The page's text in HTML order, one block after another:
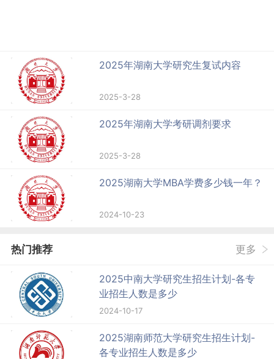
2025年湖南大学研究生复试内容
2025-3-28
2025年湖南大学考研调剂要求
2025-3-28
2025湖南大学MBA学费多少钱一年？
2024-10-23
热门推荐 更多
2025中南大学研究生招生计划-各专
业招生人数是多少
2024-10-17
2025湖南师范大学研究生招生计划-
各专业招生人数是多少